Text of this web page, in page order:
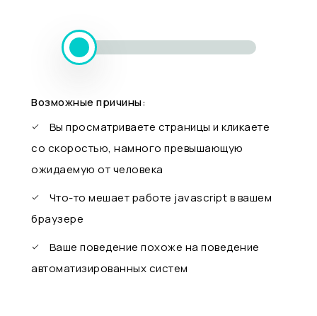
Возможные причины:
Вы просматриваете страницы и кликаете
со скоростью, намного превышающую
ожидаемую от человека
Что-то мешает работе javascript в вашем
браузере
Ваше поведение похоже на поведение
автоматизированных систем